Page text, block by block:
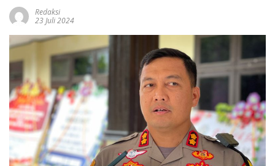
Redaksi
23 Juli 2024